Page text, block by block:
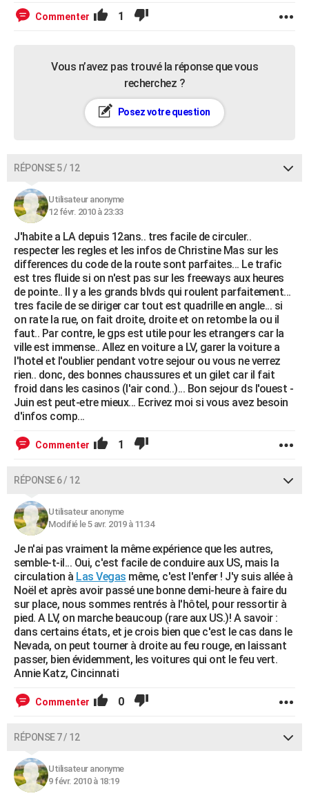
Commenter 1
Vous n’avez pas trouvé la réponse que vous
recherchez ?
Posez votre question
RÉPONSE 5 / 12
Utilisateur anonyme
12 févr. 2010 à 23:33
J'habite a LA depuis 12ans.. tres facile de circuler..
respecter les regles et les infos de Christine Mas sur les
differences du code de la route sont parfaites... Le trafic
est tres fluide si on n'est pas sur les freeways aux heures
de pointe.. Il y a les grands blvds qui roulent parfaitement...
tres facile de se diriger car tout est quadrille en angle... si
on rate la rue, on fait droite, droite et on retombe la ou il
faut.. Par contre, le gps est utile pour les etrangers car la
ville est immense.. Allez en voiture a LV, garer la voiture a
l'hotel et l'oublier pendant votre sejour ou vous ne verrez
rien.. donc, des bonnes chaussures et un gilet car il fait
froid dans les casinos (l'air cond..)... Bon sejour ds l'ouest -
Juin est peut-etre mieux... Ecrivez moi si vous avez besoin
d'infos comp...
Commenter 1
RÉPONSE 6 / 12
Utilisateur anonyme
Modifié le 5 avr. 2019 à 11:34
Je n'ai pas vraiment la même expérience que les autres,
semble-t-il... Oui, c'est facile de conduire aux US, mais la
circulation à Las Vegas même, c'est l'enfer ! J'y suis allée à
Noël et après avoir passé une bonne demi-heure à faire du
sur place, nous sommes rentrés à l'hôtel, pour ressortir à
pied. A LV, on marche beaucoup (rare aux US.)! A savoir :
dans certains états, et je crois bien que c'est le cas dans le
Nevada, on peut tourner à droite au feu rouge, en laissant
passer, bien évidemment, les voitures qui ont le feu vert.
Annie Katz, Cincinnati
Commenter 0
RÉPONSE 7 / 12
Utilisateur anonyme
9 févr. 2010 à 18:19